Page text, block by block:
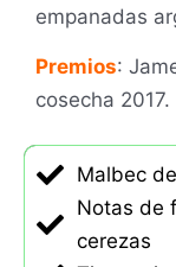
empanadas
Premios:
cosecha 2017.
Malbec
Notas de
cerezas